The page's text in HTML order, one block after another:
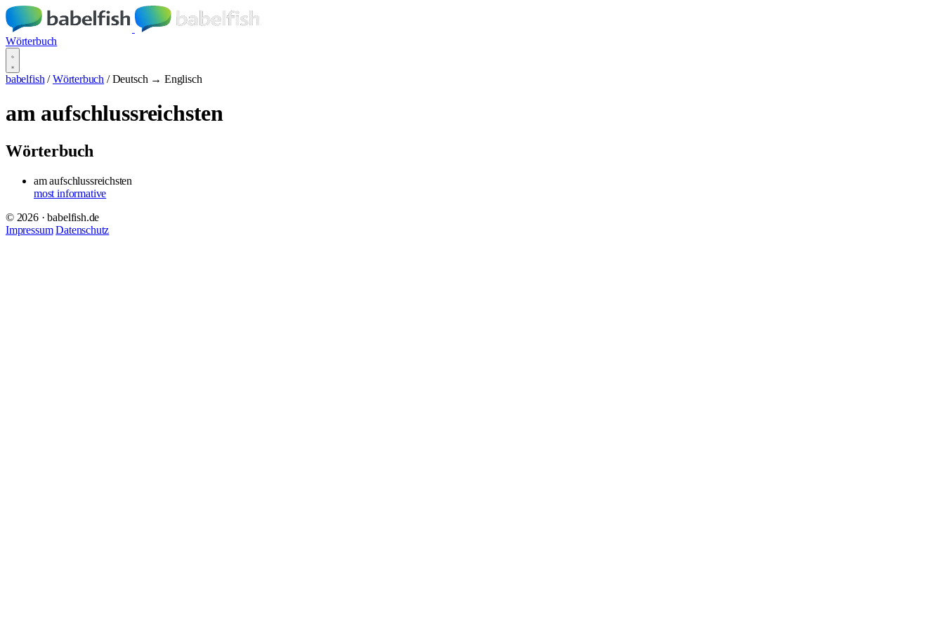
Wörterbuch
babelfish / Wörterbuch / Deutsch → Englisch
am aufschlussreichsten
Wörterbuch
am aufschlussreichsten
most informative
© 2026 · babelfish.de
Impressum Datenschutz